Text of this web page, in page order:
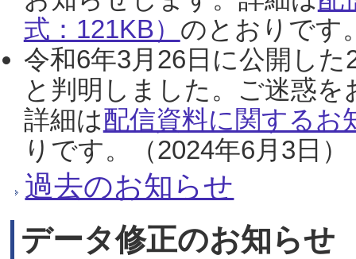
式：121KB） のとおりです
令和6年3月26日に公開し
と判明しました。ご迷惑
詳細は配信資料に関するお
りです。（2024年6月3日）
過去のお知らせ
データ修正のお知らせ